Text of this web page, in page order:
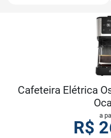
Cafeteira Elétrica
a
R$